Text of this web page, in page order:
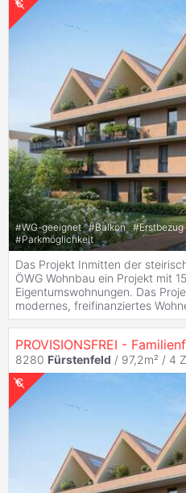
#WG-geeignet #Balkon #Erstbezug
#Parkmöglichkeit
Das Projekt Inmitten der
ÖWG Wohnbau ein Projekt mit
Eigentumswohnungen. Das
modernes, freifinanziertes
8280 Fürstenfeld / 97,2m² / 4